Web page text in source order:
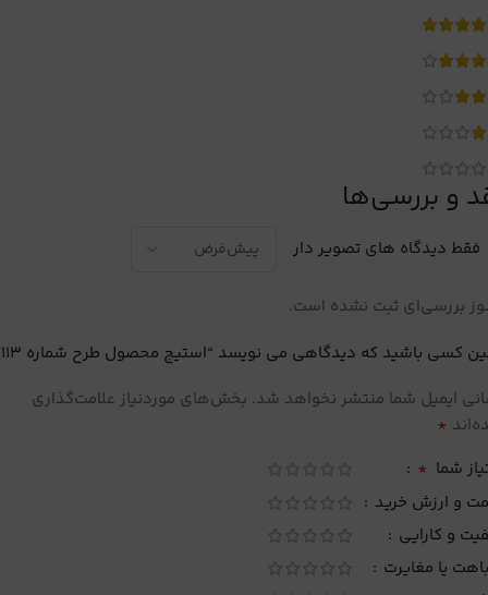
و بررسی‌ها
فقط دیدگاه های تصویر دار
بررسی‌ای ثبت نشده است.
کسی باشید که دیدگاهی می نویسد “استیج محصول طرح شماره 113”
ایمیل شما منتشر نخواهد شد. بخش‌های موردنیاز علامت‌گذاری
*
شما *
و ارزش خرید
و کارایی
یا مغایرت